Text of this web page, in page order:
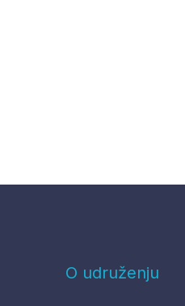
O udruženju